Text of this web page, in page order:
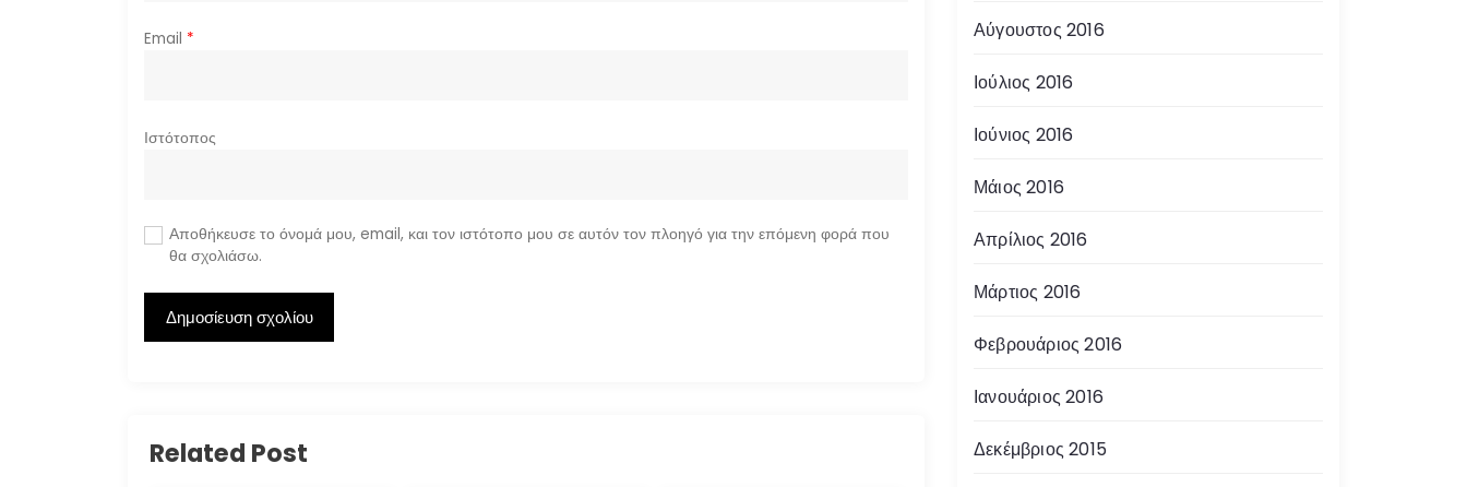
Email *
Ιστότοπος
Αποθήκευσε το όνομά μου, email, και τον ιστότοπο μου σε αυτόν τον πλοηγό για την επόμενη φορά που
θα σχολιάσω.
Related Post
Αύγουστος 2016
Ιούλιος 2016
Ιούνιος 2016
Μάιος 2016
Απρίλιος 2016
Μάρτιος 2016
Φεβρουάριος 2016
Ιανουάριος 2016
Δεκέμβριος 2015